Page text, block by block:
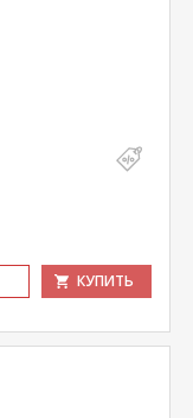
КУПИТЬ